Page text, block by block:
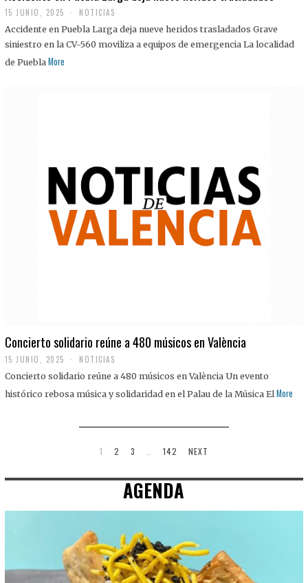
15 JUNIO, 2025 NOTICIAS
Accidente en Puebla Larga deja nueve heridos trasladados Grave
siniestro en la CV-560 moviliza a equipos de emergencia La localidad
de Puebla More
Concierto solidario reúne a 480 músicos en València
15 JUNIO, 2025 NOTICIAS
Concierto solidario reúne a 480 músicos en València Un evento
histórico rebosa música y solidaridad en el Palau de la Música El More
1 2 3 142 NEXT
AGENDA